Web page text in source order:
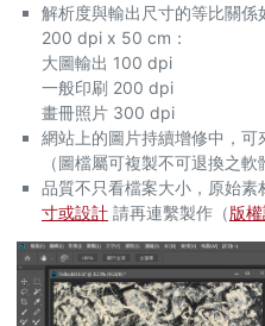
解析度與輸出尺寸的等比關
200 dpi x 50 cm：
大圖輸出 100 dpi
一般印刷 200 dpi
畫冊照片 300 dpi
網站上的圖片持續增修中，可
（圖檔屬可複製不可退換之
品質不只看檔案大小，原始
寸或設計 請再連繫製作（版